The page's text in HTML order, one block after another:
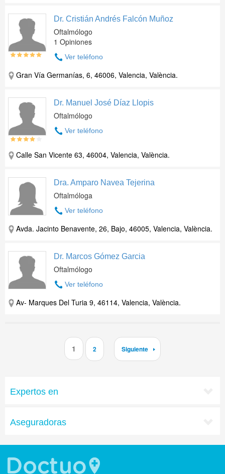
Dr. Cristián Andrés Falcón Muñoz
Oftalmólogo
1 Opiniones
Ver teléfono
Gran Vía Germanías, 6, 46006, Valencia, València.
Dr. Manuel José Díaz Llopis
Oftalmólogo
Ver teléfono
Calle San Vicente 63, 46004, Valencia, València.
Dra. Amparo Navea Tejerina
Oftalmóloga
Ver teléfono
Avda. Jacinto Benavente, 26, Bajo, 46005, Valencia, València.
Dr. Marcos Gómez Garcia
Oftalmólogo
Ver teléfono
Av- Marques Del Turia 9, 46114, Valencia, València.
1 2 Siguiente
Expertos en
Aseguradoras